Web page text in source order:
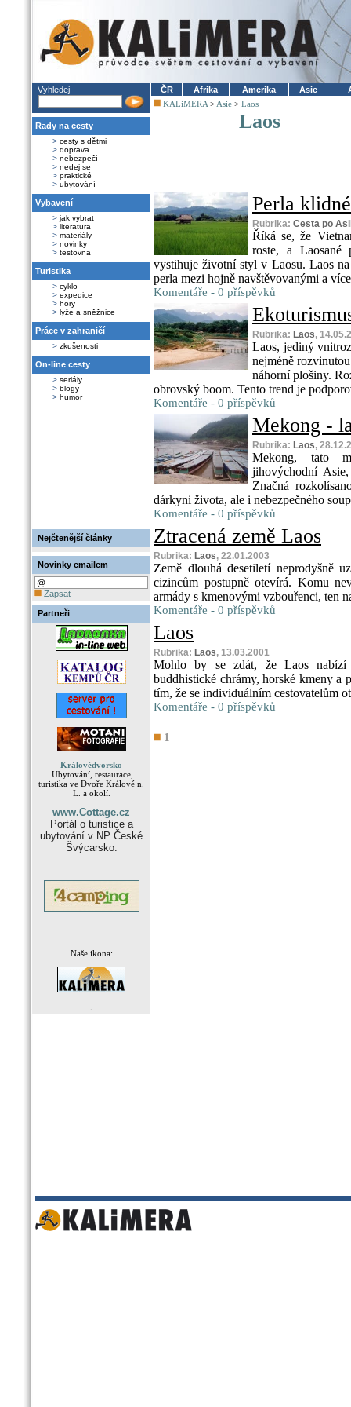
Vyhledej
Rady na cesty
> cesty s dětmi
> doprava
> nebezpečí
> nedej se
> praktické
> ubytování
Vybavení
> jak vybrat
> literatura
> materiály
> novinky
> testovna
Turistika
> cyklo
> expedice
> hory
> lyže a sněžnice
Práce v zahraničí
> zkušenosti
On-line cesty
> seriály
> blogy
> humor
Nejčtenější články
Novinky emailem
Zapsat
Partneři
Královédvorsko
Ubytování, restaurace,
turistika ve Dvoře Králové n.
L. a okolí.
www.Cottage.cz
Portál o turistice a
ubytování v NP České
Švýcarsko.
Naše ikona:
ČR Afrika Amerika Asie
KALiMERA > Asie > Laos
Laos
Perla
Rubrika: Cesta po
Říká se, že
roste, a Laosané
vystihuje životní styl v Laosu. Laos
perla mezi hojně navštěvovanými a
Komentáře - 0 příspěvků
Rubrika: Laos,
Laos, jediný
nejméně
náhorní plošiny.
obrovský boom. Tento trend je
Komentáře - 0 příspěvků
Mekong -
Rubrika: Laos,
Mekong, tato
jihovýchodní
Značná
dárkyni života, ale i nebezpečného
Komentáře - 0 příspěvků
Ztracená země Laos
Rubrika: Laos, 22.01.2003
Země dlouhá desetiletí neprodyšně
cizincům postupně otevírá. Komu
armády s kmenovými vzbouřenci, ten
Komentáře - 0 příspěvků
Laos
Rubrika: Laos, 13.03.2001
Mohlo by se zdát, že Laos
buddhistické chrámy, horské kmeny a
tím, že se individuálním cestovatelům
Komentáře - 0 příspěvků
1